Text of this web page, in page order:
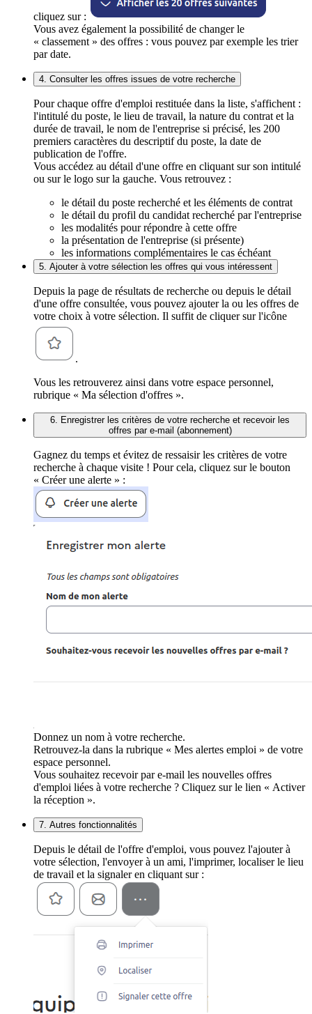
cliquez sur :
Vous avez également la possibilité de changer le
« classement » des offres : vous pouvez par exemple les trier
par date.
4. Consulter les offres issues de votre recherche
Pour chaque offre d'emploi restituée dans la liste, s'affichent :
l'intitulé du poste, le lieu de travail, la nature du contrat et la
durée de travail, le nom de l'entreprise si précisé, les 200
premiers caractères du descriptif du poste, la date de
publication de l'offre.
Vous accédez au détail d'une offre en cliquant sur son intitulé
ou sur le logo sur la gauche. Vous retrouvez :
le détail du poste recherché et les éléments de contrat
le détail du profil du candidat recherché par l'entreprise
les modalités pour répondre à cette offre
la présentation de l'entreprise (si présente)
les informations complémentaires le cas échéant
5. Ajouter à votre sélection les offres qui vous intéressent
Depuis la page de résultats de recherche ou depuis le détail
d'une offre consultée, vous pouvez ajouter la ou les offres de
votre choix à votre sélection. Il suffit de cliquer sur l'icône
.
Vous les retrouverez ainsi dans votre espace personnel,
rubrique « Ma sélection d'offres ».
6. Enregistrer les critères de votre recherche et recevoir les
offres par e-mail (abonnement)
Gagnez du temps et évitez de ressaisir les critères de votre
recherche à chaque visite ! Pour cela, cliquez sur le bouton
« Créer une alerte » :
Donnez un nom à votre recherche.
Retrouvez-la dans la rubrique « Mes alertes emploi » de votre
espace personnel.
Vous souhaitez recevoir par e-mail les nouvelles offres
d'emploi liées à votre recherche ? Cliquez sur le lien « Activer
la réception ».
7. Autres fonctionnalités
Depuis le détail de l'offre d'emploi, vous pouvez l'ajouter à
votre sélection, l'envoyer à un ami, l'imprimer, localiser le lieu
de travail et la signaler en cliquant sur :